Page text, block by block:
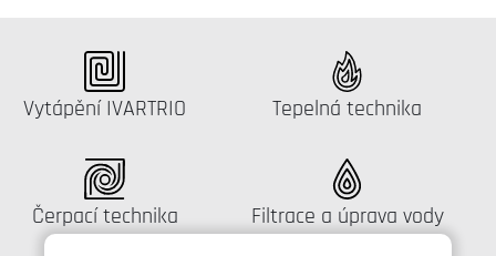
Katalog:
Vytápění IVARTRIO Katalog:
Tepelná technika
Katalog:
Čerpací technika Katalog:
Filtrace a úprava vody